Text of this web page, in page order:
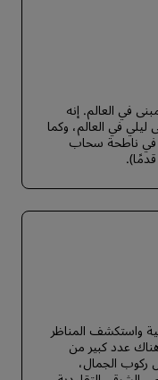
في العالم. إنه
في العالم، وكما
في ناطحة سحاب
واستكشف المناظر
هناك عدد كبير من
ركوب الجمال،